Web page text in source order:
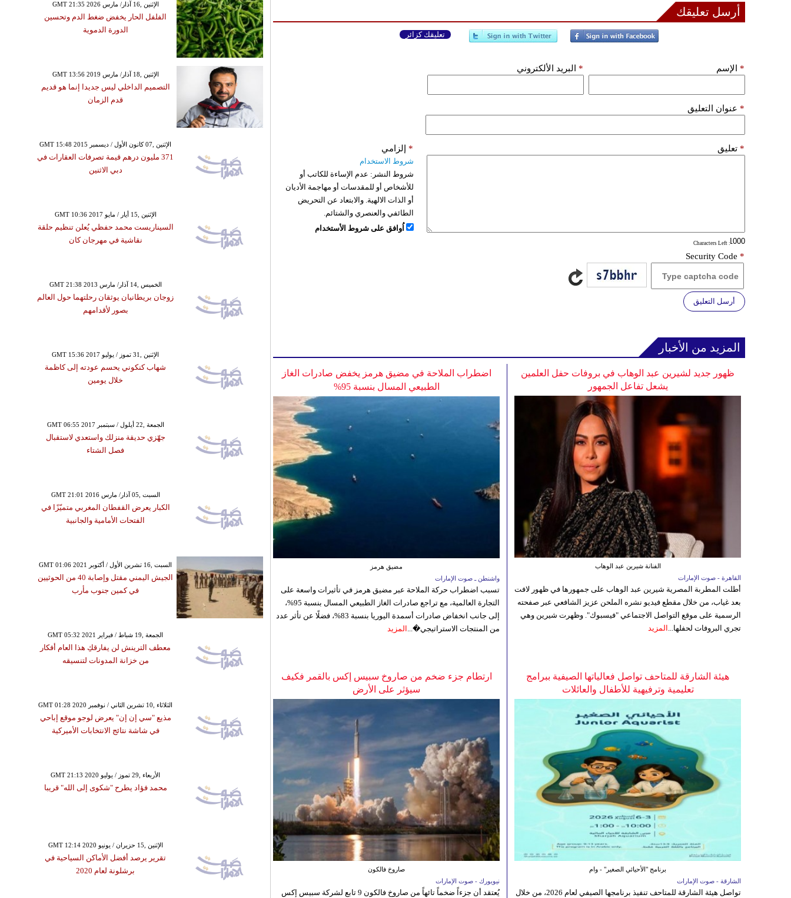
أرسل تعليقك
تعليقك كزائر
الإسم * البريد الألكتروني *
عنوان التعليق *
تعليق *
: Characters Left
إلزامي *
شروط الاستخدام
شروط النشر: عدم الإساءة للكاتب أو
للأشخاص أو للمقدسات أو مهاجمة الأديان
أو الذات الالهية. والابتعاد عن التحريض
الطائفي والعنصري والشتائم.
اُوافق على شروط الأستخدام
Security Code *
أرسل التعليق
المزيد من الأخبار
اضطراب الملاحة في مضيق هرمز يخفض صادرات الغاز
الطبيعي المسال بنسبة 95%
مضيق هرمز
واشنطن ـ صوت الإمارات
تسبب اضطراب حركة الملاحة عبر مضيق هرمز في تأثيرات واسعة على
التجارة العالمية، مع تراجع صادرات الغاز الطبيعي المسال بنسبة 95%،
إلى جانب انخفاض صادرات أسمدة اليوريا بنسبة 83%، فضلًا عن تأثر عدد
من المنتجات الاستراتيجي�... المزيد
ظهور جديد لشيرين عبد الوهاب في بروفات حفل العلمين
يشعل تفاعل الجمهور
الفنانة شيرين عبد الوهاب
القاهرة - صوت الإمارات
أطلت المطربة المصرية شيرين عبد الوهاب على جمهورها في ظهور لافت
بعد غياب، من خلال مقطع فيديو نشره الملحن عزيز الشافعي عبر صفحته
الرسمية على موقع التواصل الاجتماعي "فيسبوك". وظهرت شيرين وهي
تجري البروفات لحفلها... المزيد
ارتطام جزء ضخم من صاروخ سبيس إكس بالقمر فكيف
سيؤثر على الأرض
صاروخ فالكون
نيويورك - صوت الإمارات
يُعتقد أن جزءاً ضخماً تائهاً من صاروخ فالكون 9 تابع لشركة سبيس إكس
هيئة الشارقة للمتاحف تواصل فعالياتها الصيفية ببرامج
تعليمية وترفيهية للأطفال والعائلات
برنامج "الأحيائي الصغير" - وام
الشارقة - صوت الإمارات
تواصل هيئة الشارقة للمتاحف تنفيذ برنامجها الصيفي لعام 2026، من خلال
GMT 21:35 2026 الإثنين ,16 آذار/ مارس
الفلفل الحار يخفض ضغط الدم وتحسين
الدورة الدموية
GMT 13:56 2019 الإثنين ,18 آذار/ مارس
التصميم الداخلي ليس جديدا إنما هو قديم
قدم الزمان
GMT 15:48 2015 الإثنين ,07 كانون الأول / ديسمبر
371 مليون درهم قيمة تصرفات العقارات في
دبي الاثنين
GMT 10:36 2017 الإثنين ,15 أيار / مايو
السيناريست محمد حفظي يُعلن تنظيم حلقة
نقاشية في مهرجان كان
GMT 21:38 2013 الخميس ,14 آذار/ مارس
زوجان بريطانيان يوثقان رحلتهما حول العالم
بصور لأقدامهم
GMT 15:36 2017 الإثنين ,31 تموز / يوليو
شهاب كنكوني يحسم عودته إلى كاظمة
خلال يومين
GMT 06:55 2017 الجمعة ,22 أيلول / سبتمبر
جهّزي حديقة منزلك واستعدي لاستقبال
فصل الشتاء
GMT 21:01 2016 السبت ,05 آذار/ مارس
الكبار يعرض القفطان المغربي متميّزًا في
الفتحات الأمامية والجانبية
GMT 01:06 2021 السبت ,16 تشرين الأول / أكتوبر
الجيش اليمني مقتل وإصابة 40 من الحوثيين
في كمين جنوب مأرب
GMT 05:32 2021 الجمعة ,19 شباط / فبراير
معطف الترينش لن يفارقكِ هذا العام أفكار
من خزانة المدونات لتنسيقه
GMT 01:28 2020 الثلاثاء ,10 تشرين الثاني / نوفمبر
مذيع "سي إن إن" يعرض لوجو موقع إباحي
في شاشة نتائج الانتخابات الأميركية
GMT 21:13 2020 الأربعاء ,29 تموز / يوليو
محمد فؤاد يطرح "شكوى إلى الله" قريبا
GMT 12:14 2020 الإثنين ,15 حزيران / يونيو
تقرير يرصد أفضل الأماكن السياحية في
برشلونة لعام 2020